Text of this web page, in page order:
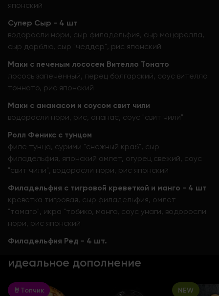
японский
Супер Сыр - 4 шт
водоросли нори, сыр филадельфия, сыр моцарелла,
сыр дорблю, сыр "чеддер", рис японский
Маки с печеным лососем Вителло Тонато
лосось запечённый, перец болгарский, соус вителло
тоннато, рис японский
Маки с ананасом и соусом свит чили
водоросли нори, рис, ананас, соус "свит чили"
Ролл Феникс с тунцом
филе тунца, сурими "снежный краб", сыр
филадельфия, японский омлет, огурец свежий, соус
"свит чили", водоросли нори, рис японский
Филадельфия с тигровой креветкой и манго - 4 шт
креветка тигровая, сыр филадельфия, омлет
"тамаго", икра "тобико, манго, соус унаги, водоросли
нори, рис японский
Филадельфия Ред - 4 шт.
идеальное дополнение
🤘Топчик NEW